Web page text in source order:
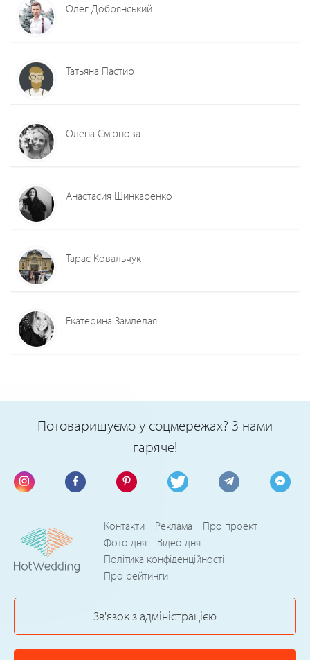
Олег Добрянський
Татьяна Пастир
Олена Смірнова
Анастасия Шинкаренко
Тарас Ковальчук
Екатерина Замлелая
Потоваришуємо у соцмережах? З нами
гаряче!
Контакти Реклама
Про проект
Фото дня
Відео дня
Політика конфіденційності
Про рейтинги
Зв'язок з адміністрацією